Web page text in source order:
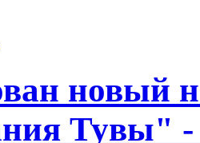
новый
Тувы"